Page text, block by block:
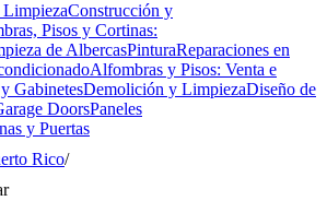
Construcción y
Pisos y Cortinas:
de AlbercasPinturaReparaciones en
Alfombras y Pisos: Venta e
GabinetesDemolición y LimpiezaDiseño de
DoorsPaneles
y Puertas
Rico/